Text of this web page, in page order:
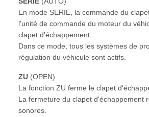
En mode SERIE, la commande du
l'unité de commande du moteur du
clapet d'échappement.
Dans ce mode, tous les systèmes de
régulation du véhicule sont actifs.
ZU (OPEN)
La fonction ZU ferme le clapet
La fermeture du clapet d'échappement
sonores.